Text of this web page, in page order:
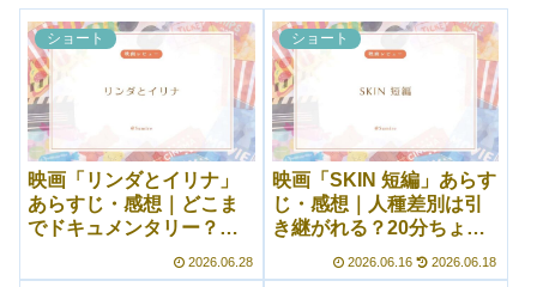
ショート
映画「リンダとイリナ」
あらすじ・感想｜どこま
でドキュメンタリー？
淡々としつつ青春感もあ
る短編映画
2026.06.28
ショート
映画「SKIN 短編」あらす
じ・感想｜人種差別は引
き継がれる？20分ちょっ
ととは思えない濃すぎる
内容
2026.06.16 2026.06.18